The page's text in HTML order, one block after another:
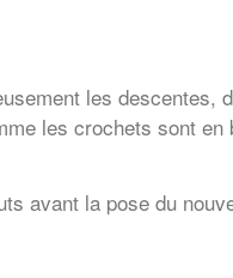
les descentes,
les crochets sont en
avant la pose du